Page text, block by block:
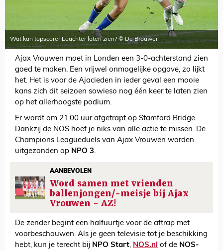
Wat kan topscorer Leuchter laten zien? © De Brouwer
Ajax Vrouwen moet in Londen een 3-0-achterstand zien
goed te maken. Een vrijwel onmogelijke opgave, zo lijkt
het. Het is voor de Ajacieden in ieder geval een mooie
kans zich dit seizoen sowieso nog één keer te laten zien
op het allerhoogste podium.
Er wordt om 21.00 uur afgetrapt op Stamford Bridge.
Dankzij de NOS hoef je niks van alle actie te missen. De
Champions Leagueduels van Ajax Vrouwen worden
uitgezonden op NPO 3.
AANBEVOLEN
Word samen met vrienden
ballenjongen/-meisje bij Ajax
Vrouwen - AZ!
De zender begint een halfuurtje voor de aftrap met
voorbeschouwen. Als je geen televisie tot je beschikking
hebt, kun je terecht bij NPO Start, NOS.nl of de NOS-